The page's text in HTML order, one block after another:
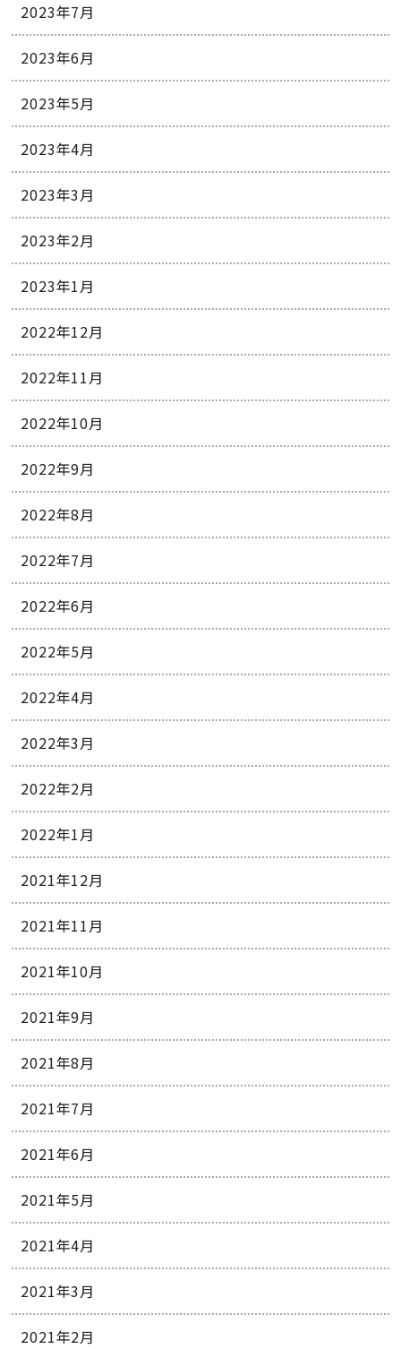
2023年7月
2023年6月
2023年5月
2023年4月
2023年3月
2023年2月
2023年1月
2022年12月
2022年11月
2022年10月
2022年9月
2022年8月
2022年7月
2022年6月
2022年5月
2022年4月
2022年3月
2022年2月
2022年1月
2021年12月
2021年11月
2021年10月
2021年9月
2021年8月
2021年7月
2021年6月
2021年5月
2021年4月
2021年3月
2021年2月